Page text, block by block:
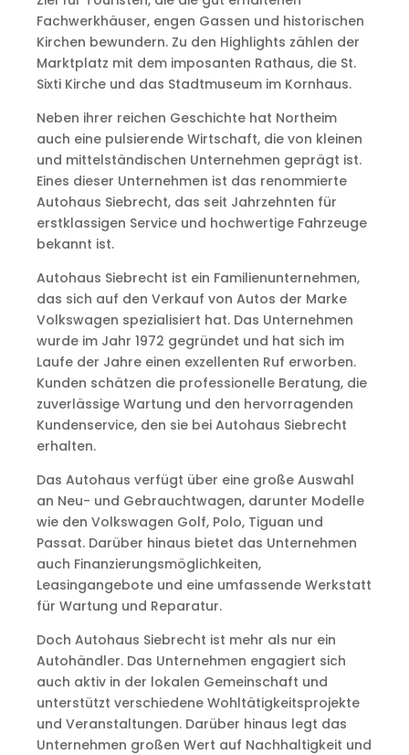
Fachwerkhäuser, engen Gassen und historischen
Kirchen bewundern. Zu den Highlights zählen der
Marktplatz mit dem imposanten Rathaus, die St.
Sixti Kirche und das Stadtmuseum im Kornhaus.
Neben ihrer reichen Geschichte hat Northeim
auch eine pulsierende Wirtschaft, die von kleinen
und mittelständischen Unternehmen geprägt ist.
Eines dieser Unternehmen ist das renommierte
Autohaus Siebrecht, das seit Jahrzehnten für
erstklassigen Service und hochwertige Fahrzeuge
bekannt ist.
Autohaus Siebrecht ist ein Familienunternehmen,
das sich auf den Verkauf von Autos der Marke
Volkswagen spezialisiert hat. Das Unternehmen
wurde im Jahr 1972 gegründet und hat sich im
Laufe der Jahre einen exzellenten Ruf erworben.
Kunden schätzen die professionelle Beratung, die
zuverlässige Wartung und den hervorragenden
Kundenservice, den sie bei Autohaus Siebrecht
erhalten.
Das Autohaus verfügt über eine große Auswahl
an Neu- und Gebrauchtwagen, darunter Modelle
wie den Volkswagen Golf, Polo, Tiguan und
Passat. Darüber hinaus bietet das Unternehmen
auch Finanzierungsmöglichkeiten,
Leasingangebote und eine umfassende Werkstatt
für Wartung und Reparatur.
Doch Autohaus Siebrecht ist mehr als nur ein
Autohändler. Das Unternehmen engagiert sich
auch aktiv in der lokalen Gemeinschaft und
unterstützt verschiedene Wohltätigkeitsprojekte
und Veranstaltungen. Darüber hinaus legt das
Unternehmen großen Wert auf Nachhaltigkeit und